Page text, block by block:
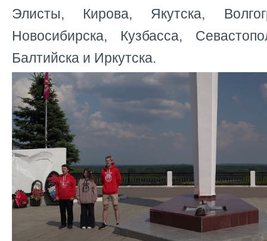
Элисты, Кирова, Якутска,
Новосибирска, Кузбасса,
Балтийска и Иркутска.